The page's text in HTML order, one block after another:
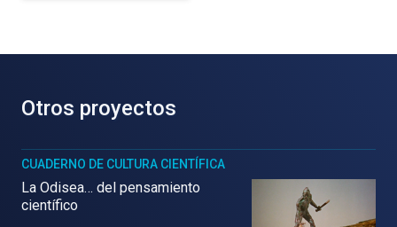
Otros proyectos
CUADERNO DE CULTURA CIENTÍFICA
La Odisea… del pensamiento
científico